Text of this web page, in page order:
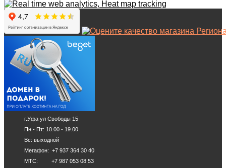
г.Уфа ул Свободы 15
Пн - Пт: 10.00 - 19.00
Вс: выходной
Мегафон: +7 937 364 30 40
МТС: +7 987 053 08 53